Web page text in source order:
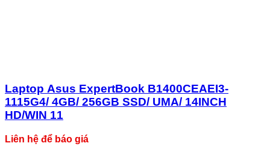
Laptop Asus ExpertBook B1400CEAEI3-
1115G4/ 4GB/ 256GB SSD/ UMA/ 14INCH
HD/WIN 11
Liên hệ để báo giá